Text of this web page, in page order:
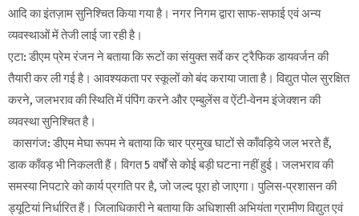
आदि का इंतज़ाम सुनिश्चित किया गया है। नगर निगम द्वारा साफ-सफाई एवं अन्य
व्यवस्थाओं में तेजी लाई जा रही है।
एटा: डीएम प्रेम रंजन ने बताया कि रूटों का संयुक्त सर्वे कर ट्रैफिक डायवर्जन की
तैयारी कर ली गई है। आवश्यकता पर स्कूलों को बंद कराया जाता है। विद्युत पोल सुरक्षित
करने, जलभराव की स्थिति में पंपिंग करने और एम्बुलेंस व ऐंटी-वेनम इंजेक्शन की
व्यवस्था सुनिश्चित है।
कासगंज: डीएम मेघा रूपम ने बताया कि चार प्रमुख घाटों से काँवड़िये जल भरते हैं,
डाक काँवड़ भी निकलती हैं। विगत 5 वर्षों से कोई बड़ी घटना नहीं हुई। जलभराव की
समस्या निपटारे को कार्य प्रगति पर है, जो जल्द पूरा हो जाएगा। पुलिस-प्रशासन की
ड्यूटियां निर्धारित हैं। जिलाधिकारी ने बताया कि अधिशासी अभियंता ग्रामीण विद्युत एवं